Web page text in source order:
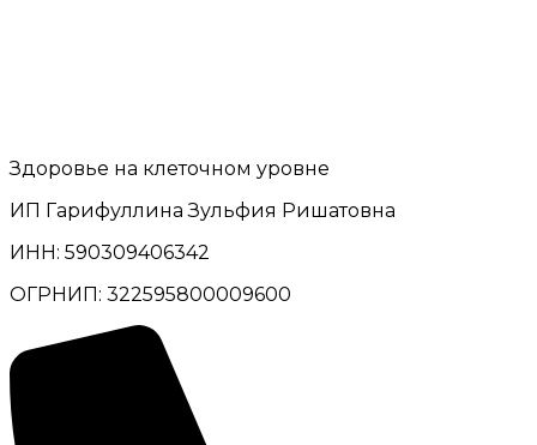
Здоровье на клеточном уровне
ИП Гарифуллина Зульфия Ришатовна
ИНН: 590309406342
ОГРНИП: 322595800009600